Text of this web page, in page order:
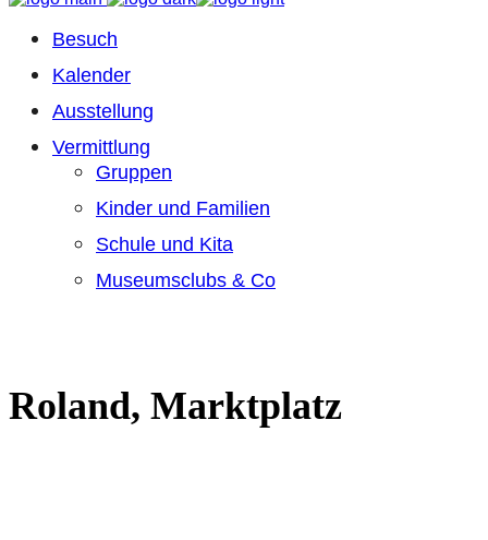
Besuch
Kalender
Ausstellung
Vermittlung
Gruppen
Kinder und Familien
Schule und Kita
Museumsclubs & Co
Roland, Marktplatz